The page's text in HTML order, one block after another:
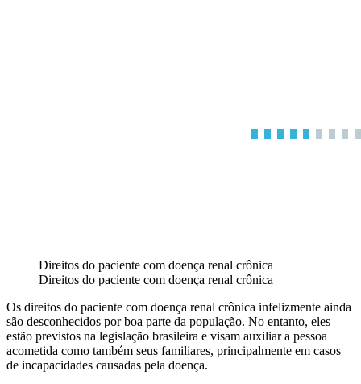
Direitos do paciente com doença renal crônica
Direitos do paciente com doença renal crônica
Os direitos do paciente com doença renal crônica infelizmente ainda
são desconhecidos por boa parte da população. No entanto, eles
estão previstos na legislação brasileira e visam auxiliar a pessoa
acometida como também seus familiares, principalmente em casos
de incapacidades causadas pela doença.